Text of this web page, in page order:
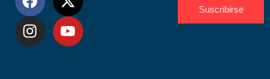
Suscribirse